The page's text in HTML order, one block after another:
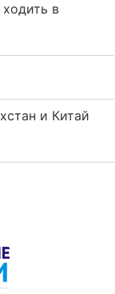
в
и Китай